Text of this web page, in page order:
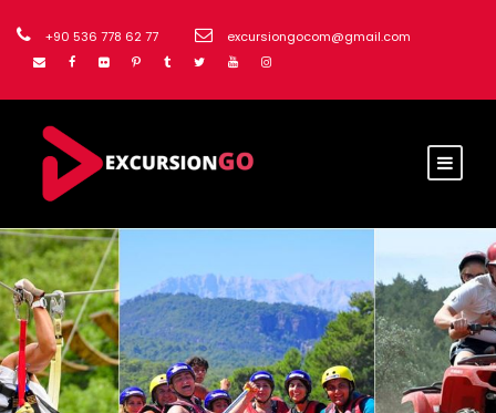
+90 536 778 62 77 excursiongocom@gmail.com